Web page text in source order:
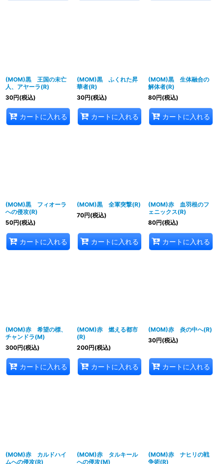
(MOM)黒 王国の未亡
人、アヤーラ(R)
30円(税込)
カートに入れる
(MOM)黒 ふくれた昇
華者(R)
30円(税込)
カートに入れる
(MOM)黒 生体融合の
解体者(R)
80円(税込)
カートに入れる
(MOM)黒 フィオーラ
への侵攻(R)
50円(税込)
カートに入れる
(MOM)黒 全軍突撃(R)
70円(税込)
カートに入れる
(MOM)赤 血羽根のフ
ェニックス(R)
80円(税込)
カートに入れる
(MOM)赤 希望の標、
チャンドラ(M)
300円(税込)
カートに入れる
(MOM)赤 燃える都市
(R)
200円(税込)
カートに入れる
(MOM)赤 炎の中へ(R)
30円(税込)
カートに入れる
(MOM)赤 カルドハイ
ムへの侵攻(R)
(MOM)赤 タルキール
への侵攻(M)
(MOM)赤 ナヒリの戦
争術(R)